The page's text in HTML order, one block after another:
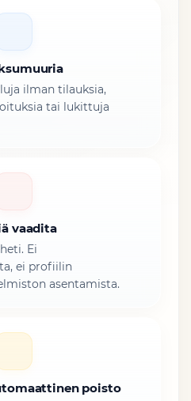
ilman tilauksia,
tai lukittuja
vaadita
Ei
ei profiilin
asentamista.
poisto